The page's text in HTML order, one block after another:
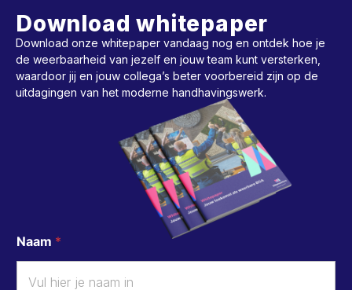
Download whitepaper
Download onze whitepaper vandaag nog en ontdek hoe je
de weerbaarheid van jezelf en jouw team kunt versterken,
waardoor jij en jouw collega’s beter voorbereid zijn op de
uitdagingen van het moderne handhavingswerk.
Naam *